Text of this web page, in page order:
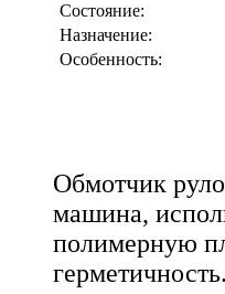
Состояние:
Назначение:
Особенность:
Обмотчик
машина,
полимерную
герметичность.